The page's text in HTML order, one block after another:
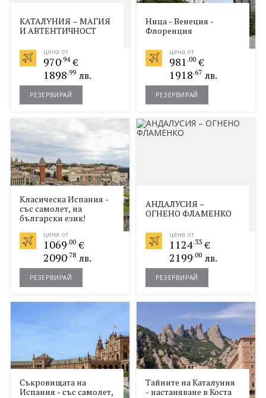
КАТАЛУНИЯ – МАГИЯ
И АВТЕНТИЧНОСТ
цена от
970.94 €
1898.99 лв.
РЕЗЕРВИРАЙ
Ница - Венеция -
Флоренция
цена от
981 .00 €
1918.67 лв.
РЕЗЕРВИРАЙ
Класическа Испания -
със самолет, на
български език!
цена от
1069.00 €
2090.78 лв.
РЕЗЕРВИРАЙ
АНДАЛУСИЯ –
ОГНЕНО ФЛАМЕНКО
цена от
1124.33 €
2199.00 лв.
РЕЗЕРВИРАЙ
Съкровищата на
Испания - със самолет,
Тайните на Каталуния
- настаняване в Коста